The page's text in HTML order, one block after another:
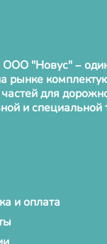
"Новус" –
рынке
для
и специальной
и оплата